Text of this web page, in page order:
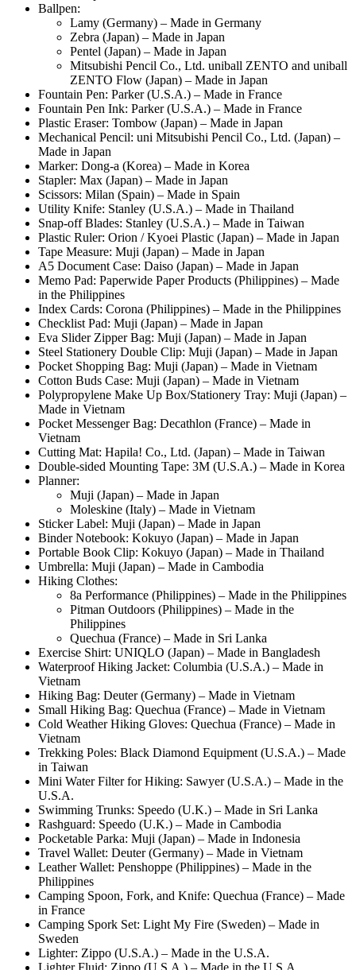
Ballpen:
Lamy (Germany) – Made in Germany
Zebra (Japan) – Made in Japan
Pentel (Japan) – Made in Japan
Mitsubishi Pencil Co., Ltd. uniball ZENTO and uniball
ZENTO Flow (Japan) – Made in Japan
Fountain Pen: Parker (U.S.A.) – Made in France
Fountain Pen Ink: Parker (U.S.A.) – Made in France
Plastic Eraser: Tombow (Japan) – Made in Japan
Mechanical Pencil: uni Mitsubishi Pencil Co., Ltd. (Japan) –
Made in Japan
Marker: Dong-a (Korea) – Made in Korea
Stapler: Max (Japan) – Made in Japan
Scissors: Milan (Spain) – Made in Spain
Utility Knife: Stanley (U.S.A.) – Made in Thailand
Snap-off Blades: Stanley (U.S.A.) – Made in Taiwan
Plastic Ruler: Orion / Kyoei Plastic (Japan) – Made in Japan
Tape Measure: Muji (Japan) – Made in Japan
A5 Document Case: Daiso (Japan) – Made in Japan
Memo Pad: Paperwide Paper Products (Philippines) – Made
in the Philippines
Index Cards: Corona (Philippines) – Made in the Philippines
Checklist Pad: Muji (Japan) – Made in Japan
Eva Slider Zipper Bag: Muji (Japan) – Made in Japan
Steel Stationery Double Clip: Muji (Japan) – Made in Japan
Pocket Shopping Bag: Muji (Japan) – Made in Vietnam
Cotton Buds Case: Muji (Japan) – Made in Vietnam
Polypropylene Make Up Box/Stationery Tray: Muji (Japan) –
Made in Vietnam
Pocket Messenger Bag: Decathlon (France) – Made in
Vietnam
Cutting Mat: Hapila! Co., Ltd. (Japan) – Made in Taiwan
Double-sided Mounting Tape: 3M (U.S.A.) – Made in Korea
Planner:
Muji (Japan) – Made in Japan
Moleskine (Italy) – Made in Vietnam
Sticker Label: Muji (Japan) – Made in Japan
Binder Notebook: Kokuyo (Japan) – Made in Japan
Portable Book Clip: Kokuyo (Japan) – Made in Thailand
Umbrella: Muji (Japan) – Made in Cambodia
Hiking Clothes:
8a Performance (Philippines) – Made in the Philippines
Pitman Outdoors (Philippines) – Made in the
Philippines
Quechua (France) – Made in Sri Lanka
Exercise Shirt: UNIQLO (Japan) – Made in Bangladesh
Waterproof Hiking Jacket: Columbia (U.S.A.) – Made in
Vietnam
Hiking Bag: Deuter (Germany) – Made in Vietnam
Small Hiking Bag: Quechua (France) – Made in Vietnam
Cold Weather Hiking Gloves: Quechua (France) – Made in
Vietnam
Trekking Poles: Black Diamond Equipment (U.S.A.) – Made
in Taiwan
Mini Water Filter for Hiking: Sawyer (U.S.A.) – Made in the
U.S.A.
Swimming Trunks: Speedo (U.K.) – Made in Sri Lanka
Rashguard: Speedo (U.K.) – Made in Cambodia
Pocketable Parka: Muji (Japan) – Made in Indonesia
Travel Wallet: Deuter (Germany) – Made in Vietnam
Leather Wallet: Penshoppe (Philippines) – Made in the
Philippines
Camping Spoon, Fork, and Knife: Quechua (France) – Made
in France
Camping Spork Set: Light My Fire (Sweden) – Made in
Sweden
Lighter: Zippo (U.S.A.) – Made in the U.S.A.